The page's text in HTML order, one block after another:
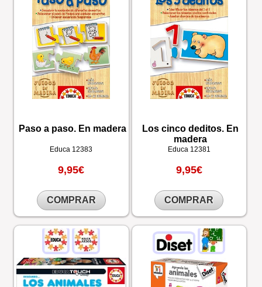
Paso a paso. En madera
Educa 12383
9,95€
COMPRAR
Los cinco deditos. En
madera
Educa 12381
9,95€
COMPRAR